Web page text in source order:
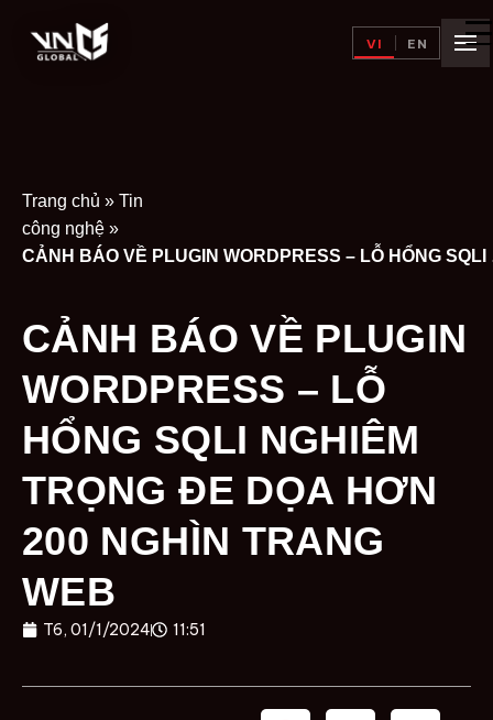
Trang chủ » Tin
công nghệ »
CẢNH
CẢNH BÁO VỀ PLUGIN
WORDPRESS – LỖ
HỔNG SQLI NGHIÊM
TRỌNG ĐE DỌA HƠN
200 NGHÌN TRANG
WEB
T6, 01/1/2024 11:51
VI EN